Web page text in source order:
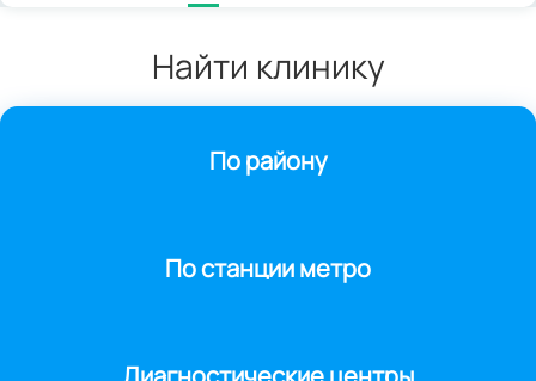
Найти клинику
По району
По станции метро